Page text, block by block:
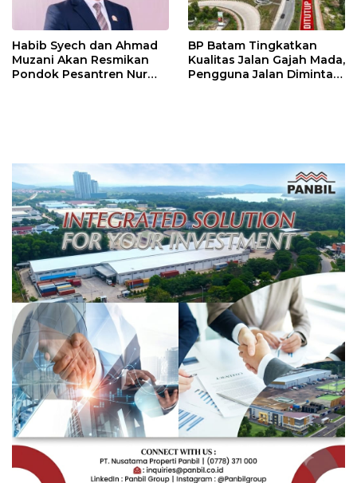
Habib Syech dan Ahmad
Muzani Akan Resmikan
Pondok Pesantren Nur
BP Batam Tingkatkan
Kualitas Jalan Gajah Mada,
Pengguna Jalan Diminta